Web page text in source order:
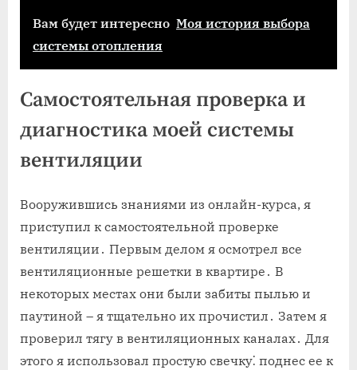
Вам будет интересно Моя история выбора
системы отопления
Самостоятельная проверка и
диагностика моей системы
вентиляции
Вооружившись знаниями из онлайн-курса, я
приступил к самостоятельной проверке
вентиляции․ Первым делом я осмотрел все
вентиляционные решетки в квартире․ В
некоторых местах они были забиты пылью и
паутиной – я тщательно их прочистил․ Затем я
проверил тягу в вентиляционных каналах․ Для
этого я использовал простую свечку⁚ поднес ее к